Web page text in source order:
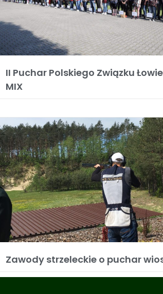
II Puchar Polskiego Związku
MIX
Zawody strzeleckie o puchar